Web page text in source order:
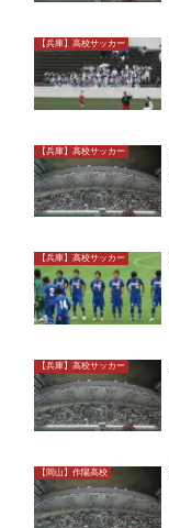
【兵庫】高校サッカー
【兵庫】高校サッカー
【兵庫】高校サッカー
【兵庫】高校サッカー
【岡山】作陽高校